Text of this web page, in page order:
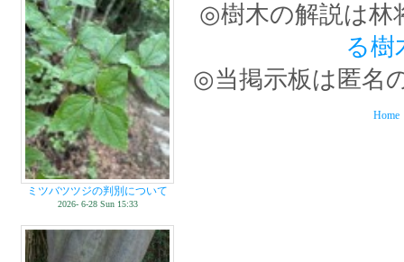
ミツバツツジの判別について
2026- 6-28 Sun 15:33
◎樹木の解説は林
る樹
◎当掲示板は匿名
Home